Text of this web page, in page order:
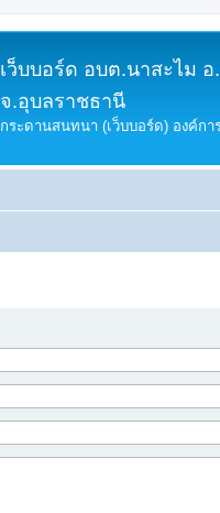
เว็บบอร์ด อบต.นาสะไม
จ.อุบลราชธานี
กระดานสนทนา (เว็บบอร์ด) องค์ก